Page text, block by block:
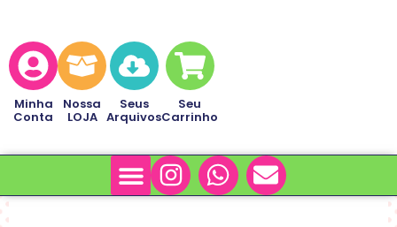
Minha
Conta
Nossa
LOJA
Seus
Arquivos
Seu
Carrinho